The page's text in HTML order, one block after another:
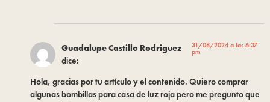
Guadalupe Castillo Rodriguez
dice:
31/08/2024 a las 6:37
pm
Hola, gracias por tu artículo y el contenido. Quiero comprar
algunas bombillas para casa de luz roja pero me pregunto que